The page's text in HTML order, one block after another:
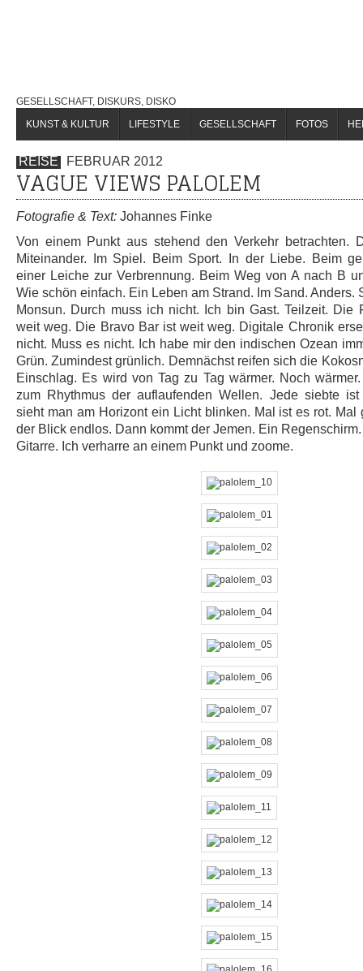
GESELLSCHAFT, DISKURS, DISKO
KUNST & KULTUR
LIFESTYLE GESELLSCHAFT FOTOS
REISE FEBRUAR 2012
VAGUE VIEWS PALOLEM
Fotografie & Text: Johannes Finke
Von einem Punkt aus stehend den Verkehr betrachten.
Miteinander. Im Spiel. Beim Sport. In der Liebe. Beim
einer Leiche zur Verbrennung. Beim Weg von A nach B
Wie schön einfach. Ein Leben am Strand. Im Sand. Anders.
Monsun. Durch muss ich nicht. Ich bin Gast. Teilzeit. Die
weit weg. Die Bravo Bar ist weit weg. Digitale Chronik
nicht. Muss es nicht. Ich habe mir den indischen Ozean
Grün. Zumindest grünlich. Demnächst reifen sich die
Einschlag. Es wird von Tag zu Tag wärmer. Noch
zum Rhythmus der auflaufenden Wellen. Jede siebte
sieht man am Horizont ein Licht blinken. Mal ist es rot. Mal
der Blick endlos. Dann kommt der Jemen. Ein
Gitarre. Ich verharre an einem Punkt und zoome.